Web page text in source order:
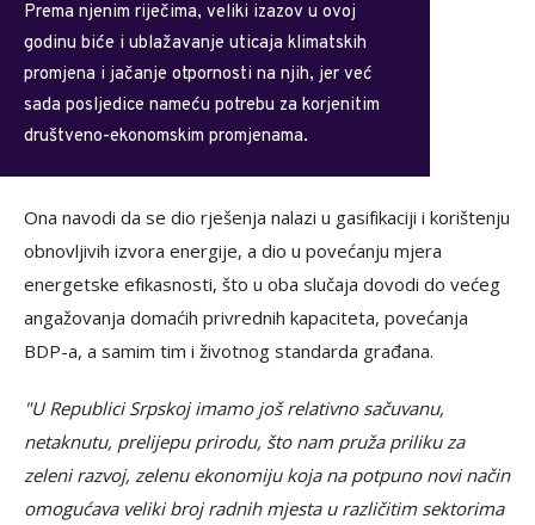
Prema njenim riječima, veliki izazov u ovoj
godinu biće i ublažavanje uticaja klimatskih
promjena i jačanje otpornosti na njih, jer već
sada posljedice nameću potrebu za korjenitim
društveno-ekonomskim promjenama.
Ona navodi da se dio rješenja nalazi u gasifikaciji i korištenju
obnovljivih izvora energije, a dio u povećanju mjera
energetske efikasnosti, što u oba slučaja dovodi do većeg
angažovanja domaćih privrednih kapaciteta, povećanja
BDP-a, a samim tim i životnog standarda građana.
"U Republici Srpskoj imamo još relativno sačuvanu,
netaknutu, prelijepu prirodu, što nam pruža priliku za
zeleni razvoj, zelenu ekonomiju koja na potpuno novi način
omogućava veliki broj radnih mjesta u različitim sektorima